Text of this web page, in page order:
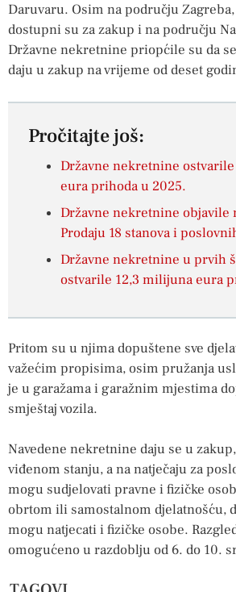
Daruvaru. Osim na području
dostupni su za zakup i na području
Državne nekretnine priopćile su da
daju u zakup na vrijeme od deset
Pročitajte još:
Državne nekretnine
eura prihoda u 2025.
Državne nekretnine objavile
Prodaju 18 stanova i
Državne nekretnine u prvih
ostvarile 12,3 milijuna eura
Pritom su u njima dopuštene sve
važećim propisima, osim pružanja
je u garažama i garažnim mjestima
smještaj vozila.
Navedene nekretnine daju se u
viđenom stanju, a na natječaju za
mogu sudjelovati pravne i fizičke
obrtom ili samostalnom djelatnošću,
mogu natjecati i fizičke osobe.
omogućeno u razdoblju od 6. do 10.